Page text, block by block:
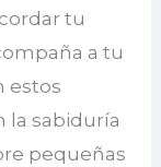
tu
a tu
estos
la sabiduría
pequeñas